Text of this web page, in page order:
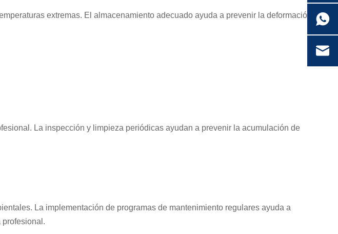
extremas. El almacenamiento adecuado ayuda a prevenir la deformación
La inspección y limpieza periódicas ayudan a prevenir la acumulación de
La implementación de programas de mantenimiento regulares ayuda a
profesional.